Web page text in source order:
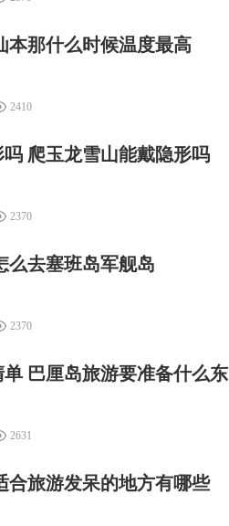
本那什么时候温度最高
2410
爬玉龙雪山能戴隐形吗
2370
么去塞班岛军舰岛
2370
巴厘岛旅游要准备什么东
2631
合旅游发呆的地方有哪些